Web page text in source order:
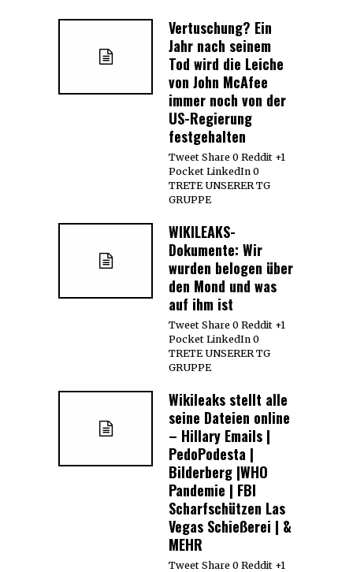
Vertuschung? Ein
Jahr nach seinem
Tod wird die Leiche
von John McAfee
immer noch von der
US-Regierung
festgehalten
Tweet Share 0 Reddit +1
Pocket LinkedIn 0
TRETE UNSERER TG
GRUPPE
WIKILEAKS-
Dokumente: Wir
wurden belogen über
den Mond und was
auf ihm ist
Tweet Share 0 Reddit +1
Pocket LinkedIn 0
TRETE UNSERER TG
GRUPPE
Wikileaks stellt alle
seine Dateien online
– Hillary Emails |
PedoPodesta |
Bilderberg |WHO
Pandemie | FBI
Scharfschützen Las
Vegas Schießerei | &
MEHR
Tweet Share 0 Reddit +1